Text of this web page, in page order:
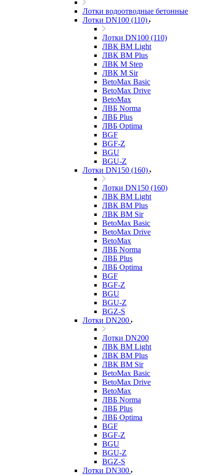
Лотки водоотводные бетонные
Лотки DN100 (110)
Лотки DN100 (110)
ЛВК ВМ Light
ЛВК ВМ Plus
ЛВК М Step
ЛВК М Sir
BetoMax Basic
BetoMax Drive
BetoMax
ЛВБ Norma
ЛВБ Plus
ЛВБ Optima
BGF
BGF-Z
BGU
BGU-Z
Лотки DN150 (160)
Лотки DN150 (160)
ЛВК ВМ Light
ЛВК ВМ Plus
ЛВК ВМ Sir
BetoMax Basic
BetoMax Drive
BetoMax
ЛВБ Norma
ЛВБ Plus
ЛВБ Optima
BGF
BGF-Z
BGU
BGU-Z
BGZ-S
Лотки DN200
Лотки DN200
ЛВК ВМ Light
ЛВК ВМ Plus
ЛВК ВМ Sir
BetoMax Basic
BetoMax Drive
BetoMax
ЛВБ Norma
ЛВБ Plus
ЛВБ Optima
BGF
BGF-Z
BGU
BGU-Z
BGZ-S
Лотки DN300